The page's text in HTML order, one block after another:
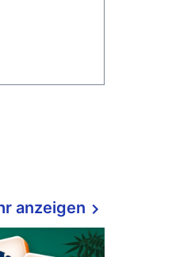
anzeigen